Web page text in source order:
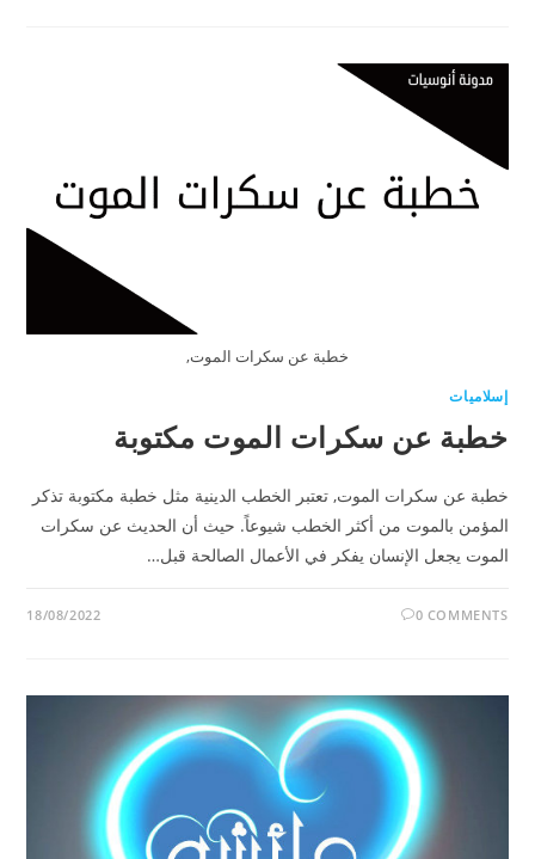
خطبة عن سكرات الموت,
إسلاميات
خطبة عن سكرات الموت مكتوبة
خطبة عن سكرات الموت, تعتبر الخطب الدينية مثل خطبة مكتوبة تذكر
المؤمن بالموت من أكثر الخطب شيوعاً. حيث أن الحديث عن سكرات
الموت يجعل الإنسان يفكر في الأعمال الصالحة قبل…
0 COMMENTS
18/08/2022